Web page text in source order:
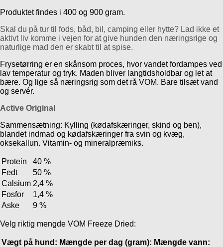
Produktet findes i 400 og 900 gram.
Skal du på tur til fods, båd, bil, camping eller hytte? Lad ikke et
aktivt liv komme i vejen for at give hunden den næringsrige og
naturlige mad den er skabt til at spise.
Frysetørring er en skånsom proces, hvor vandet fordampes ved
lav temperatur og tryk. Maden bliver langtidsholdbar og let at
bære. Og lige så næringsrig som det rå VOM. Bare tilsæt vand
og servér.
Active Original
Sammensætning: Kylling (kødafskæringer, skind og ben),
blandet indmad og kødafskæringer fra svin og kvæg,
oksekallun. Vitamin- og mineralpræmiks.
Protein
40 %
Fedt
50 %
Calsium 2,4 %
Fosfor
1,4 %
Aske
9 %
Velg riktig mengde VOM Freeze Dried:
Vægt på hund: Mængde per dag (gram): Mængde vann: